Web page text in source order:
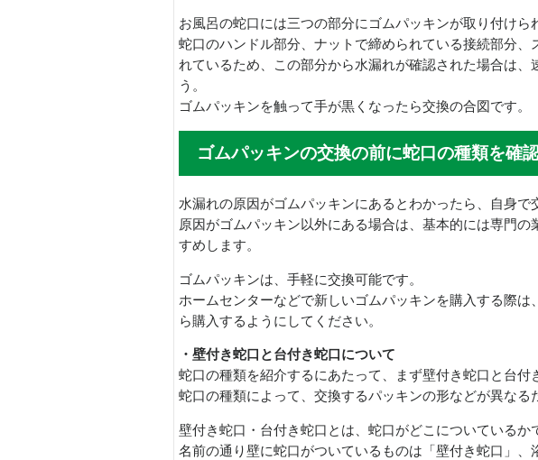
お風呂の蛇口には三つの部分にゴムパッキンが取り付けら
蛇口のハンドル部分、ナットで締められている接続部分、
れているため、この部分から水漏れが確認された場合は、
う。
ゴムパッキンを触って手が黒くなったら交換の合図です。
ゴムパッキンの交換の前に蛇口の種類を確
水漏れの原因がゴムパッキンにあるとわかったら、自身で
原因がゴムパッキン以外にある場合は、基本的には専門
すめします。
ゴムパッキンは、手軽に交換可能です。
ホームセンターなどで新しいゴムパッキンを購入する際
ら購入するようにしてください。
・壁付き蛇口と台付き蛇口について
蛇口の種類を紹介するにあたって、まず壁付き蛇口と台付
蛇口の種類によって、交換するパッキンの形などが異なる
壁付き蛇口・台付き蛇口とは、蛇口がどこについているか
名前の通り壁に蛇口がついているものは「壁付き蛇口」、